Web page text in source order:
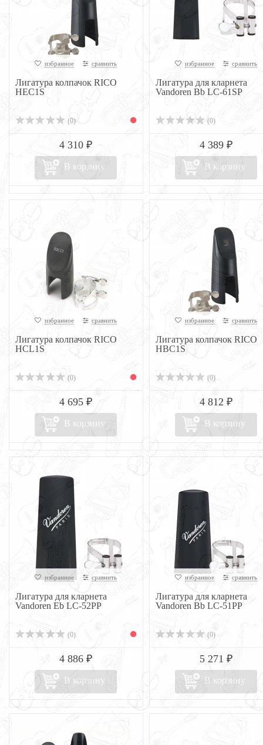
избранное сравнить
Лигатура колпачок RICO
HEC1S
(0)
4 310 ₽
В корзину
избранное сравнить
Лигатура для кларнета
Vandoren Bb LC-61SP
(0)
4 389 ₽
В корзину
избранное сравнить
Лигатура колпачок RICO
HCL1S
(0)
4 695 ₽
В корзину
избранное сравнить
Лигатура колпачок RICO
HBC1S
(0)
4 812 ₽
В корзину
избранное сравнить
Лигатура для кларнета
Vandoren Eb LC-52PP
(0)
4 886 ₽
В корзину
избранное сравнить
Лигатура для кларнета
Vandoren Bb LC-51PP
(0)
5 271 ₽
В корзину